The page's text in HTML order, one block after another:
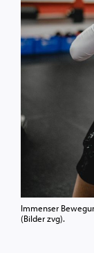
Immenser
(Bilder zvg).